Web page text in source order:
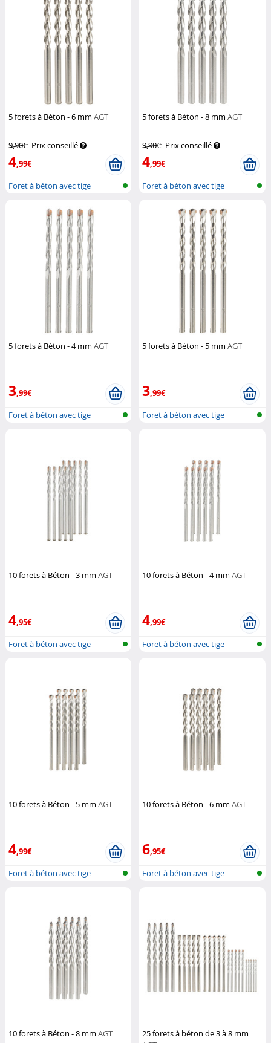
5 forets à Béton - 6 mm AGT
9,90€ Prix conseillé
4,99€
Foret à béton avec tige
5 forets à Béton - 8 mmAGT
9,90€ Prix conseillé
4,99€
Foret à béton avec tige
5 forets à Béton - 4 mm AGT
3,99€
Foret à béton avec tige
5 forets à Béton - 5 mmAGT
3,99€
Foret à béton avec tige
10 forets à Béton - 3 mm AGT
4,95€
Foret à béton avec tige
10 forets à Béton - 4 mmAGT
4,99€
Foret à béton avec tige
10 forets à Béton - 5 mm AGT
4,99€
Foret à béton avec tige
10 forets à Béton - 6 mmAGT
6,95€
Foret à béton avec tige
10 forets à Béton - 8 mm AGT
25 forets à béton de 3 à 8 mm